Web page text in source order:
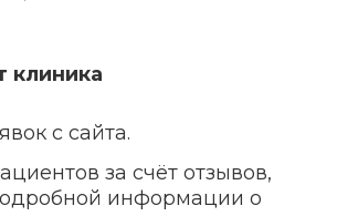
клиника
с сайта.
за счёт отзывов,
информации о